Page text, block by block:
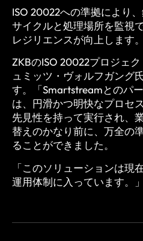
ISO 20022への準拠により
サイクルと処理場所を監視
レジリエンスが向上します。
ZKBのISO 20022プロジェ
ュミッツ・ヴォルフガング
す。「Smartstreamとのパ
は、円滑かつ明快なプロセ
先見性を持って実行され、
替えのかなり前に、万全の
ることができました。
「このソリューションは現
運用体制に入っています。」